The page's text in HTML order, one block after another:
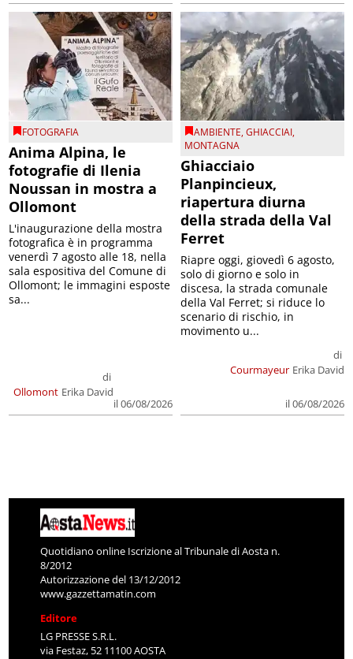
FOTOGRAFIA
Anima Alpina, le
fotografie di Ilenia
Noussan in mostra a
Ollomont
Ollomont
di
Erika David
il 06/08/2026
L'inaugurazione della mostra
fotografica è in programma
venerdì 7 agosto alle 18, nella
sala espositiva del Comune di
Ollomont; le immagini esposte
sa...
AMBIENTE,GHIACCIAI,
MONTAGNA
Ghiacciaio
Planpincieux,
riapertura diurna
della strada della Val
Ferret
Courmayeur
di
Erika David
il 06/08/2026
Riapre oggi, giovedì 6 agosto,
solo di giorno e solo in
discesa, la strada comunale
della Val Ferret; si riduce lo
scenario di rischio, in
movimento u...
Quotidiano online Iscrizione al Tribunale di Aosta n.
8/2012
Autorizzazione del 13/12/2012
www.gazzettamatin.com
Editore
LG PRESSE S.R.L.
via Festaz, 52 11100 AOSTA